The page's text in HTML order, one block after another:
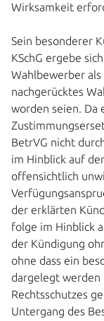
Wirksamkeit
Sein besonderer
KSchG ergebe
Wahlbewerber als
nachgerücktes
worden seien. Da
BetrVG nicht
im Hinblick auf
offensichtlich
der erklärten
folge im Hinblick
der Kündigung
ohne dass ein
dargelegt werden
Rechtsschutzes
Untergang des